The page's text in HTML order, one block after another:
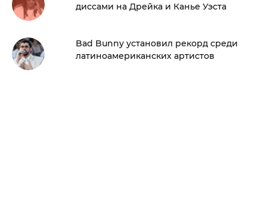
диссами на Дрейка и Канье Уэста
Bad Bunny установил рекорд среди
латиноамериканских артистов